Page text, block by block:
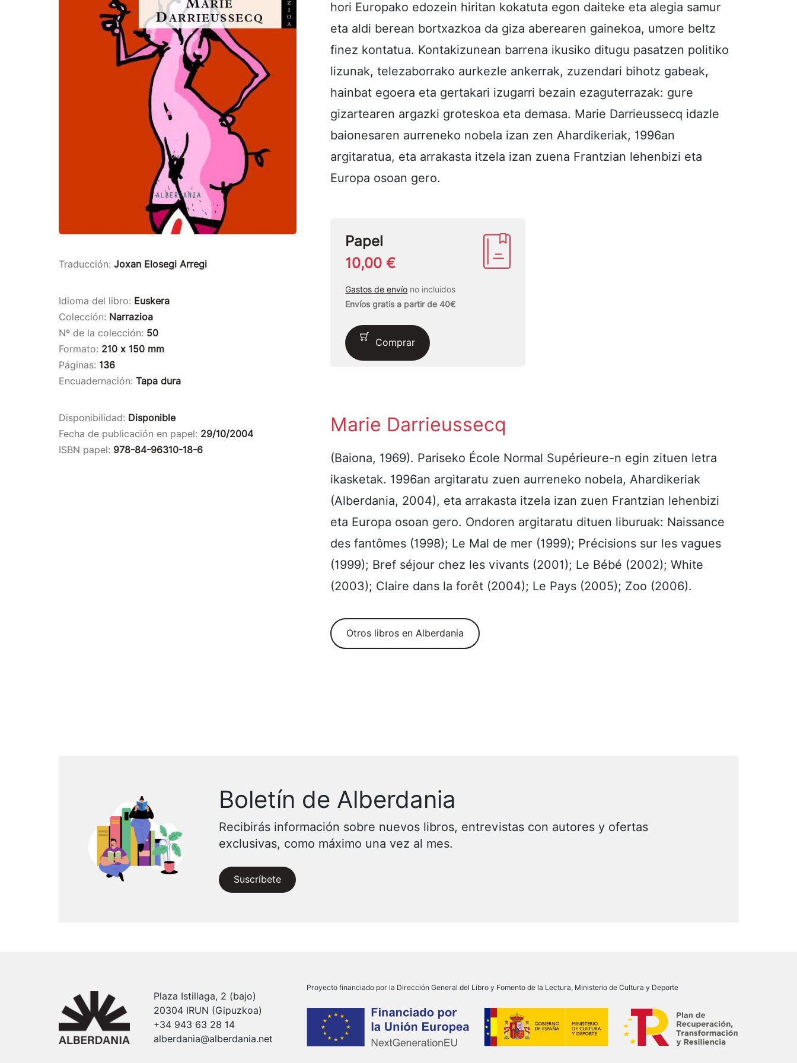
Traducción: Joxan Elosegi Arregi
Idioma del libro: Euskera
Colección: Narrazioa
Nº de la colección: 50
Formato: 210 x 150 mm
Páginas: 136
Encuadernación: Tapa dura
Disponibilidad: Disponible
Fecha de publicación en papel: 29/10/2004
ISBN papel: 978-84-96310-18-6
hori Europako edozein hiritan kokatuta egon daiteke eta alegia samur
eta aldi berean bortxazkoa da giza aberearen gainekoa, umore beltz
finez kontatua. Kontakizunean barrena ikusiko ditugu pasatzen politiko
lizunak, telezaborrako aurkezle ankerrak, zuzendari bihotz gabeak,
hainbat egoera eta gertakari izugarri bezain ezaguterrazak: gure
gizartearen argazki groteskoa eta demasa. Marie Darrieussecq idazle
baionesaren aurreneko nobela izan zen Ahardikeriak, 1996an
argitaratua, eta arrakasta itzela izan zuena Frantzian lehenbizi eta
Europa osoan gero.
Papel
10,00 €
Gastos de envío no incluidos
Envíos gratis a partir de 40€
Comprar
Marie Darrieussecq
(Baiona, 1969). Pariseko École Normal Supérieure-n egin zituen letra
ikasketak. 1996an argitaratu zuen aurreneko nobela, Ahardikeriak
(Alberdania, 2004), eta arrakasta itzela izan zuen Frantzian lehenbizi
eta Europa osoan gero. Ondoren argitaratu dituen liburuak: Naissance
des fantômes (1998); Le Mal de mer (1999); Précisions sur les vagues
(1999); Bref séjour chez les vivants (2001); Le Bébé (2002); White
(2003); Claire dans la forêt (2004); Le Pays (2005); Zoo (2006).
Otros libros en Alberdania
Boletín de Alberdania
Recibirás información sobre nuevos libros, entrevistas con autores y ofertas
exclusivas, como máximo una vez al mes.
Suscríbete
Plaza Istillaga, 2 (bajo)
20304 IRUN (Gipuzkoa)
+34 943 63 28 14
alberdania@alberdania.net
Proyecto financiado por la Dirección General del Libro y Fomento de la Lectura, Ministerio de Cultura y Deporte